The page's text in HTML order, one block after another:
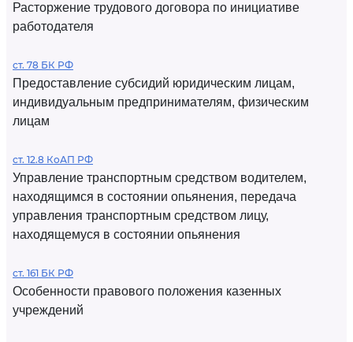
Расторжение трудового договора по инициативе
работодателя
ст. 78 БК РФ
Предоставление субсидий юридическим лицам,
индивидуальным предпринимателям, физическим
лицам
ст. 12.8 КоАП РФ
Управление транспортным средством водителем,
находящимся в состоянии опьянения, передача
управления транспортным средством лицу,
находящемуся в состоянии опьянения
ст. 161 БК РФ
Особенности правового положения казенных
учреждений